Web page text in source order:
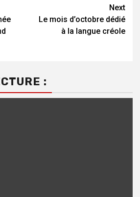
Next
Le mois d’octobre dédié
à la langue créole
: